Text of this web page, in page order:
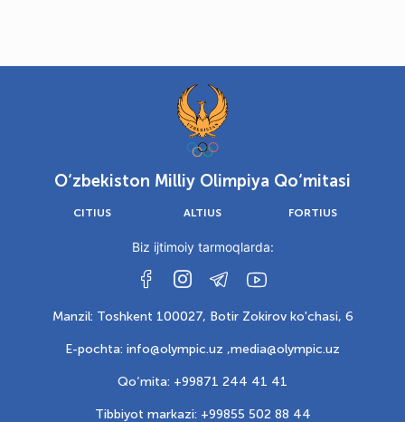
O‘zbekiston Milliy Olimpiya Qo‘mitasi
CITIUS ALTIUS FORTIUS
Biz ijtimoiy tarmoqlarda:
Manzil: Toshkent 100027, Botir Zokirov ko'chasi, 6
E-pochta: info@olympic.uz ,media@olympic.uz
Qo‘mita: +99871 244 41 41
Tibbiyot markazi: +99855 502 88 44